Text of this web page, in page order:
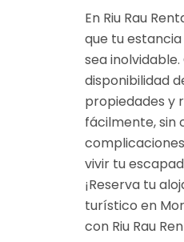
En Riu Rau
que tu
sea
disponibilidad
propiedades y
fácilmente, sin
vivir tu
¡Reserva tu
turístico en
con Riu Rau